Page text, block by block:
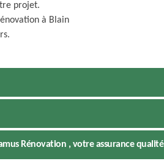
projet.
à Blain
Rénovation , votre assurance qualité